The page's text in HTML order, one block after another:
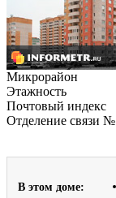
Микрорайон
Этажность
Почтовый индекс
Отделение связи №
В этом доме: